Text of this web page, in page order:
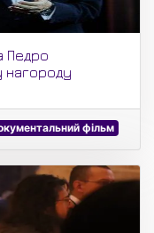
Педро
нагороду
фільм